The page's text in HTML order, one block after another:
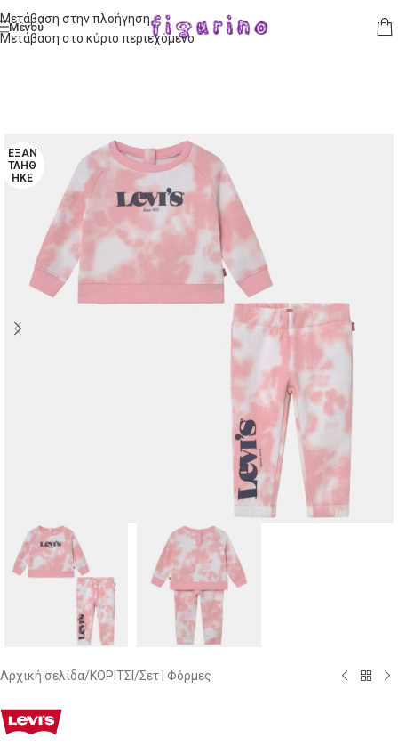
Μετάβαση στην πλοήγηση
Μετάβαση στο κύριο περιεχόμενο
Μενού
ΕΞΑΝ
ΤΛΉΘ
ΗΚΕ
Αρχική σελίδα/ΚΟΡΙΤΣΙ /Σετ | Φόρμες